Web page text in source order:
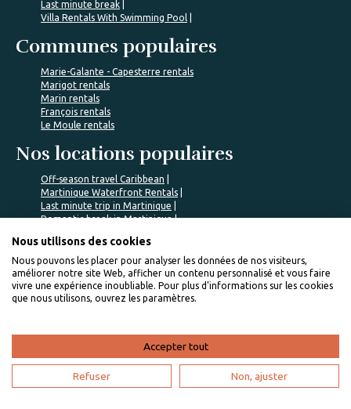
Last minute break
Villa Rentals With Swimming Pool
Communes populaires
Marie-Galante - Capesterre rentals
Marigot rentals
Marin rentals
François rentals
Le Moule rentals
Nos locations populaires
Off-season travel Caribbean
Martinique Waterfront Rentals
Last minute trip in Martinique
Romantic break in Martinique
Quality accommodation chosen by us
Nous utilisons des cookies
Nous pouvons les placer pour analyser les données de nos visiteurs,
améliorer notre site Web, afficher un contenu personnalisé et vous faire
vivre une expérience inoubliable. Pour plus d'informations sur les cookies
que nous utilisons, ouvrez les paramètres.
Accepter tout
Refuser Non, ajuster